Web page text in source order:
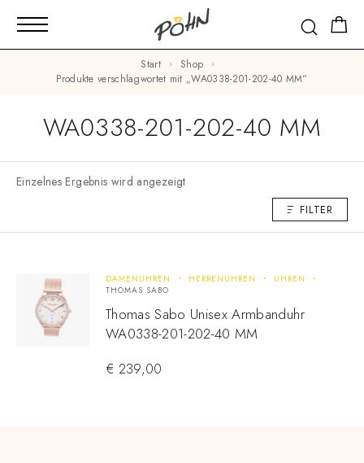
Start
Shop
Produkte verschlagwortet mit „WA0338-201-202-40 MM“
WA0338-201-202-40 MM
Einzelnes Ergebnis wird angezeigt
FILTER
DAMENUHREN HERRENUHREN
UHREN
THOMAS SABO
Thomas Sabo Unisex Armbanduhr
WA0338-201-202-40 MM
€ 239,00